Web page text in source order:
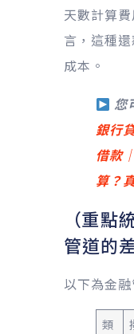
天數計算
言，這種
成本。
您
銀行
借款
算？
（重點
管道的
以下為金
類